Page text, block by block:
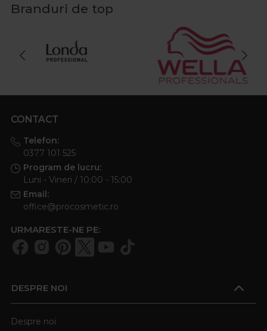
Branduri de top
CONTACT
Telefon:
0377 101 525
Program de lucru:
Luni - Vineri / 10:00 - 15:00
Email:
office@procosmetic.ro
URMARESTE-NE PE:
DESPRE NOI
Despre noi